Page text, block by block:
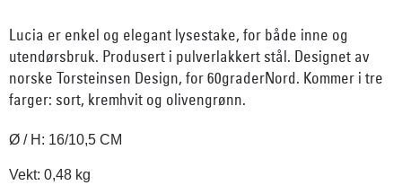
Lucia er enkel og elegant lysestake, for både inne og
utendørsbruk. Produsert i pulverlakkert stål. Designet av
norske Torsteinsen Design, for 60graderNord. Kommer i tre
farger: sort, kremhvit og olivengrønn.
Ø / H: 16/10,5 CM
Vekt: 0,48 kg